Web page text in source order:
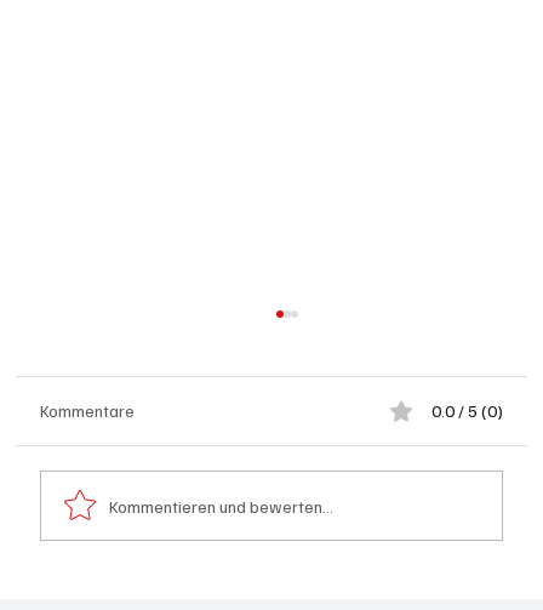
Kommentare 0.0 / 5 (0)
Kommentieren und bewerten...